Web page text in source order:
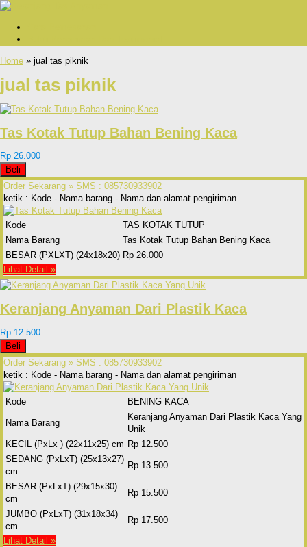
Home » jual tas piknik
jual tas piknik
Tas Kotak Tutup Bahan Bening Kaca
Rp 26.000
Beli
Order Sekarang » SMS : 085730933902
ketik : Kode - Nama barang - Nama dan alamat pengiriman
Kode
TAS KOTAK TUTUP
Nama Barang
Tas Kotak Tutup Bahan Bening Kaca
BESAR (PXLXT) (24x18x20) Rp 26.000
Lihat Detail »
Keranjang Anyaman Dari Plastik Kaca
Rp 12.500
Beli
Order Sekarang » SMS : 085730933902
ketik : Kode - Nama barang - Nama dan alamat pengiriman
Kode BENING KACA
Nama Barang
Keranjang Anyaman Dari Plastik Kaca Yang
Unik
KECIL (PxLx ) (22x11x25) cm Rp 12.500
SEDANG (PxLxT) (25x13x27)
cm
Rp 13.500
BESAR (PxLxT) (29x15x30)
cm
Rp 15.500
JUMBO (PxLxT) (31x18x34)
cm
Rp 17.500
Lihat Detail »